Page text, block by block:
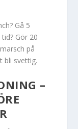
Gå 5
Gör 20
på
bli svettig.
–